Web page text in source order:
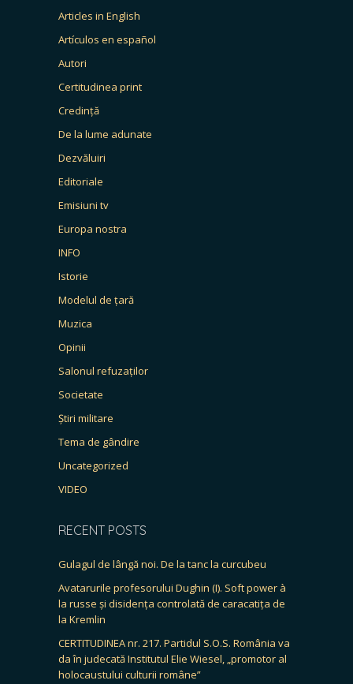
Articles in English
Artículos en español
Autori
Certitudinea print
Credință
De la lume adunate
Dezvăluiri
Editoriale
Emisiuni tv
Europa nostra
INFO
Istorie
Modelul de țară
Muzica
Opinii
Salonul refuzaților
Societate
Știri militare
Tema de gândire
Uncategorized
VIDEO
RECENT POSTS
Gulagul de lângă noi. De la tanc la curcubeu
Avatarurile profesorului Dughin (I). Soft power à
la russe și disidența controlată de caracatița de
la Kremlin
CERTITUDINEA nr. 217. Partidul S.O.S. România va
da în judecată Institutul Elie Wiesel, „promotor al
holocaustului culturii române”